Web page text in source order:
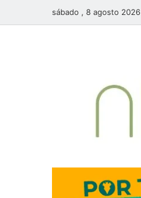
sábado , 8 agosto 2026